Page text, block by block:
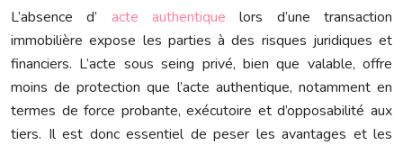
L’absence d’ acte authentiquelors d’une transaction
immobilière expose les parties à des risques juridiques et
financiers. L’acte sous seing privé, bien que valable, offre
moins de protection que l’acte authentique, notamment en
termes de force probante, exécutoire et d’opposabilité aux
tiers. Il est donc essentiel de peser les avantages et les